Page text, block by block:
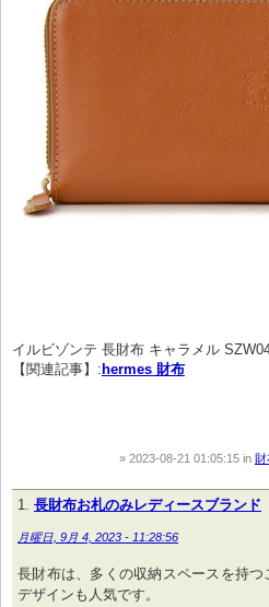
イルビゾンテ 長財布 キャラメル
【関連記事】: hermes 財布
2023-08-21 01:05:15 in
長財布お札のみレディースブランド
月曜日, 9月 4, 2023 - 11:28:56
長財布は、多くの収納スペースを持
デザインも人気です。